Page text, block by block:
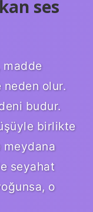
ses
madde
neden olur.
budur.
​​birlikte
meydana
seyahat
o